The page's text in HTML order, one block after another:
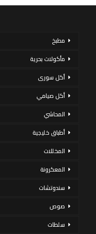
مطبخ
مأكولات بحرية
أكل سورى
أكل صيامي
المحاشي
أطباق خليجية
المخللات
المعكرونة
سندوتشات
صوص
سلطات